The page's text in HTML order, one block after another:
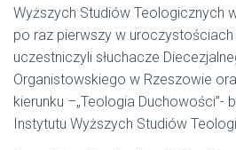
Wyższych Studiów Teologicznych
po raz pierwszy w uroczystościach
uczestniczyli słuchacze
Organistowskiego w Rzeszowie
kierunku –„Teologia Duchowości”-
Instytutu Wyższych Studiów